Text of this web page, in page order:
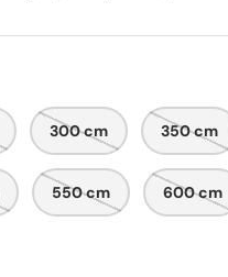
300 cm 350 cm
550 cm 600 cm